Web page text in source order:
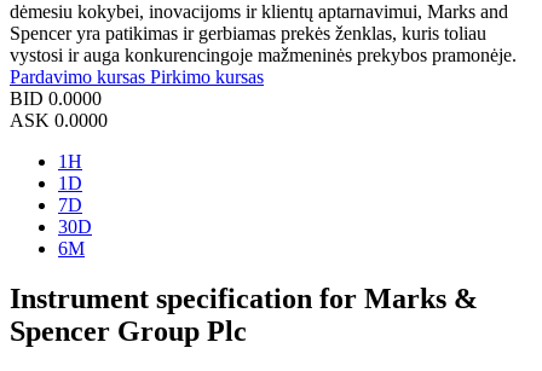
dėmesiu kokybei, inovacijoms ir klientų aptarnavimui, Marks and
Spencer yra patikimas ir gerbiamas prekės ženklas, kuris toliau
vystosi ir auga konkurencingoje mažmeninės prekybos pramonėje.
Pardavimo kursas Pirkimo kursas
BID 0.0000
ASK 0.0000
1H
1D
7D
30D
6M
Instrument specification for Marks &
Spencer Group Plc